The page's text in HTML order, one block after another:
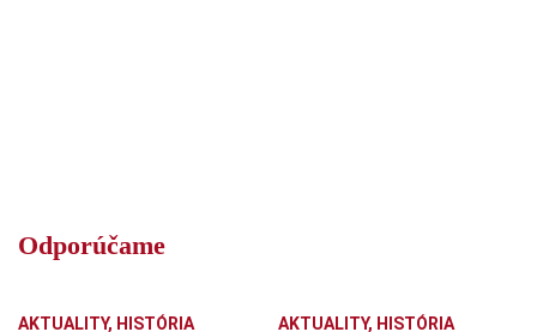
Odporúčame
AKTUALITY, HISTÓRIA AKTUALITY, HISTÓRIA